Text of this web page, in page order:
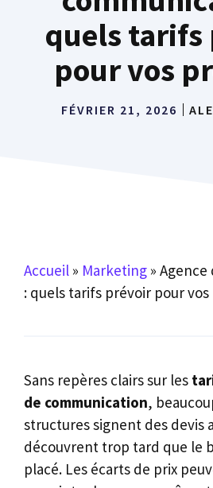
quels
pour vos
FÉVRIER 21, 2026
Accueil » Marketing » Agence
: quels tarifs prévoir pour vos
Sans repères clairs sur les
de communication,
structures signent des devis
découvrent trop tard que le
placé. Les écarts de prix